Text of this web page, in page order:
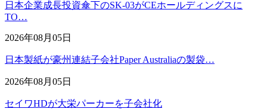
日本企業成長投資傘下のSK-03がCEホールディングスに
TO…
2026年08月05日
日本製紙が豪州連結子会社Paper Australiaの製袋…
2026年08月05日
セイワHDが大栄パーカーを子会社化